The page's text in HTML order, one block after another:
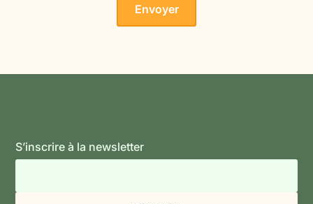
S’inscrire à la newsletter